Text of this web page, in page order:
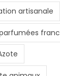
artisanale